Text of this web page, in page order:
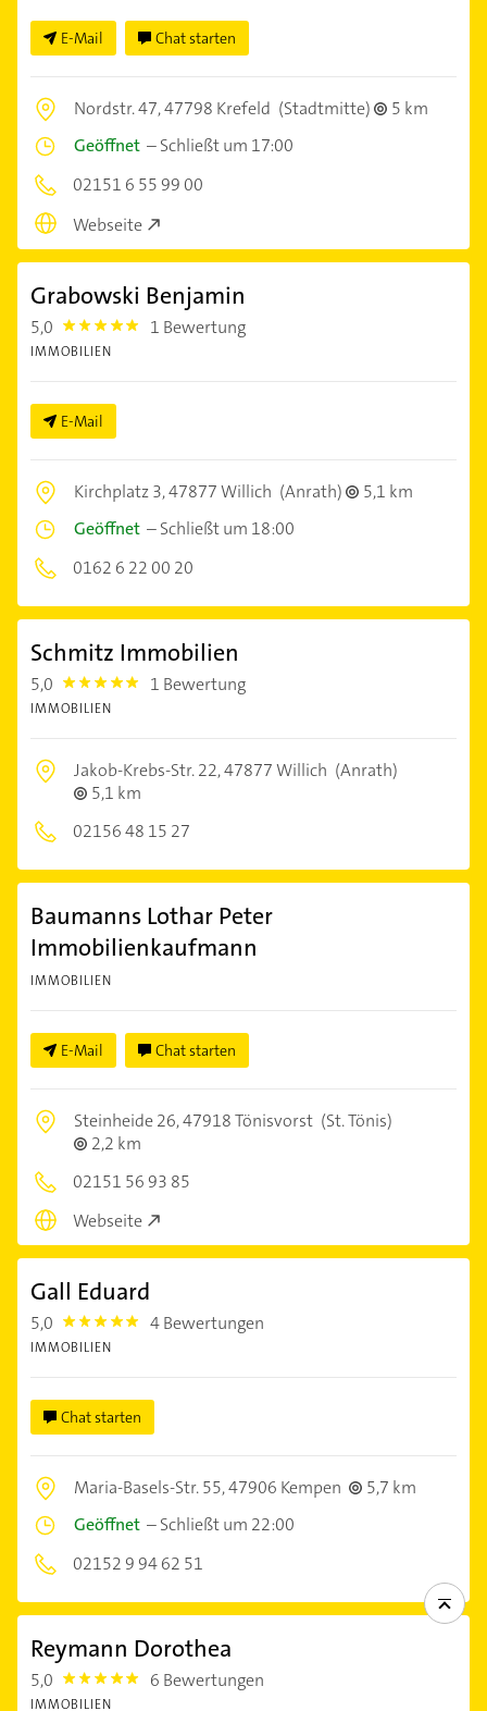
E-Mail Chat starten
Nordstr. 47,47798 Krefeld (Stadtmitte)
5 km
Geöffnet –Schließt um 17:00
02151 6 55 99 00
Webseite
Grabowski Benjamin
5,0 5.0 1 Bewertung
IMMOBILIEN
E-Mail
Kirchplatz 3,47877 Willich (Anrath)
5,1 km
Geöffnet –Schließt um 18:00
0162 6 22 00 20
Schmitz Immobilien
5,0 5.0 1 Bewertung
IMMOBILIEN
Jakob-Krebs-Str. 22,47877 Willich (Anrath)
5,1 km
02156 48 15 27
Baumanns Lothar Peter
Immobilienkaufmann
IMMOBILIEN
E-Mail Chat starten
Steinheide 26,47918 Tönisvorst (St. Tönis)
2,2 km
02151 56 93 85
Webseite
Gall Eduard
5,0 5.0 4 Bewertungen
IMMOBILIEN
Chat starten
Maria-Basels-Str. 55,47906 Kempen
5,7 km
Geöffnet –Schließt um 22:00
02152 9 94 62 51
Reymann Dorothea
5,0 5.0 6 Bewertungen
IMMOBILIEN